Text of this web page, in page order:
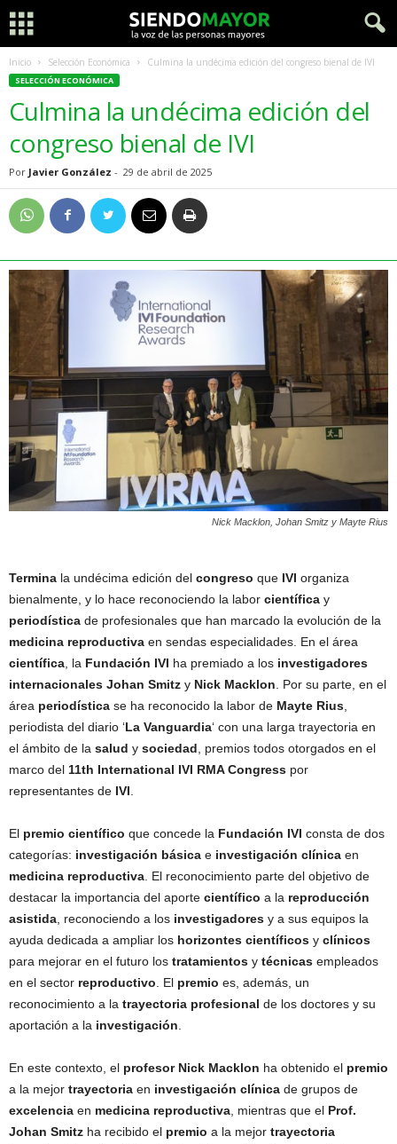
Inicio Selección Económica Culmina la undécima edición del congreso bienal de IVI
SELECCIÓN ECONÓMICA
Culmina la undécima edición del
congreso bienal de IVI
Por Javier González - 29 de abril de 2025
Nick Macklon, Johan Smitz y Mayte Rius
Termina la undécima edición del congreso que IVI organiza
bienalmente, y lo hace reconociendo la labor científica y
periodística de profesionales que han marcado la evolución de la
medicina reproductiva en sendas especialidades. En el área
científica , la Fundación IVI ha premiado a los investigadores
internacionales Johan Smitz y Nick Macklon . Por su parte, en el
área periodística se ha reconocido la labor de Mayte Rius
periodista del diario ‘La Vanguardia‘ con una larga trayectoria en
el ámbito de la salud y sociedad , premios todos otorgados en el
marco del 11th International IVI RMA Congress por
representantes de IVI
El premio científico que concede la Fundación IVI consta de dos
categorías: investigación básica e investigación clínica en
medicina reproductiva . El reconocimiento parte del objetivo de
destacar la importancia del aporte científico a la reproducción
asistida , reconociendo a los investigadores y a sus equipos la
ayuda dedicada a ampliar los horizontes científicos y clínicos
para mejorar en el futuro los tratamientos y técnicas empleados
en el sector reproductivo . El premio es, además, un
reconocimiento a la trayectoria profesional de los doctores y su
aportación a la investigación
En este contexto, el profesor Nick Macklon ha obtenido el premio
a la mejor trayectoria en investigación clínica de grupos de
excelencia en medicina reproductiva , mientras que el Prof.
Johan Smitz ha recibido el premio a la mejor trayectoria